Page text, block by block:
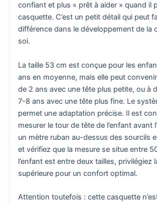
confiant et plus « prêt à aider » quand il
casquette. C’est un petit détail qui peut
différence dans le développement de la
soi.
La taille 53 cm est conçue pour les
ans en moyenne, mais elle peut
de 2 ans avec une tête plus petite, ou à
7-8 ans avec une tête plus fine. Le
permet une adaptation précise. Il est
mesurer le tour de tête de l’enfant avant
un mètre ruban au-dessus des sourcils
et vérifiez que la mesure se situe entre
l’enfant est entre deux tailles, privilégiez
supérieure pour un confort optimal.
Attention toutefois : cette casquette